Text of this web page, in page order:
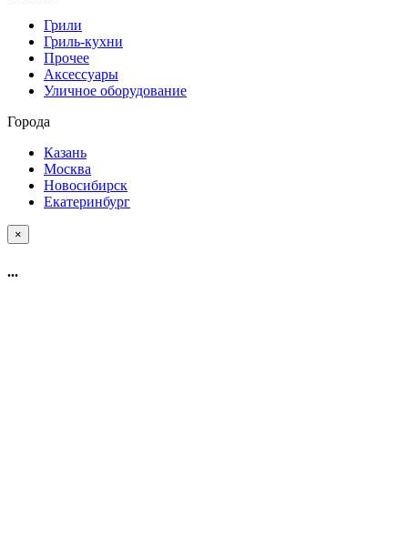
Грили
Гриль-кухни
Прочее
Аксессуары
Уличное оборудование
Города
Казань
Москва
Новосибирск
Екатеринбург
×
...